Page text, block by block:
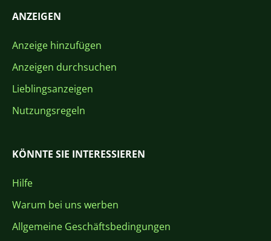
ANZEIGEN
Anzeige hinzufügen
Anzeigen durchsuchen
Lieblingsanzeigen
Nutzungsregeln
KÖNNTE SIE INTERESSIEREN
Hilfe
Warum bei uns werben
Allgemeine Geschäftsbedingungen